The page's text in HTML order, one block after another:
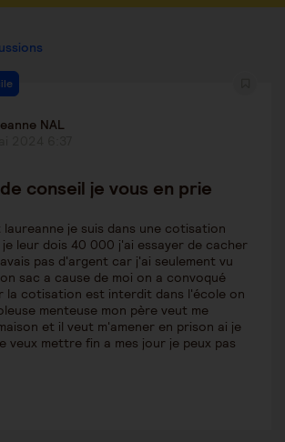
NAL
conseil je vous en prie
laureanne je suis dans une cotisation
je leur dois 40 000 j'ai essayer de cacher
pas d'argent car j'ai seulement vu
sac a cause de moi on a convoqué
la cotisation est interdit dans l'école on
menteuse mon père veut me
et il veut m'amener en prison ai je
veux mettre fin a mes jour je peux pas